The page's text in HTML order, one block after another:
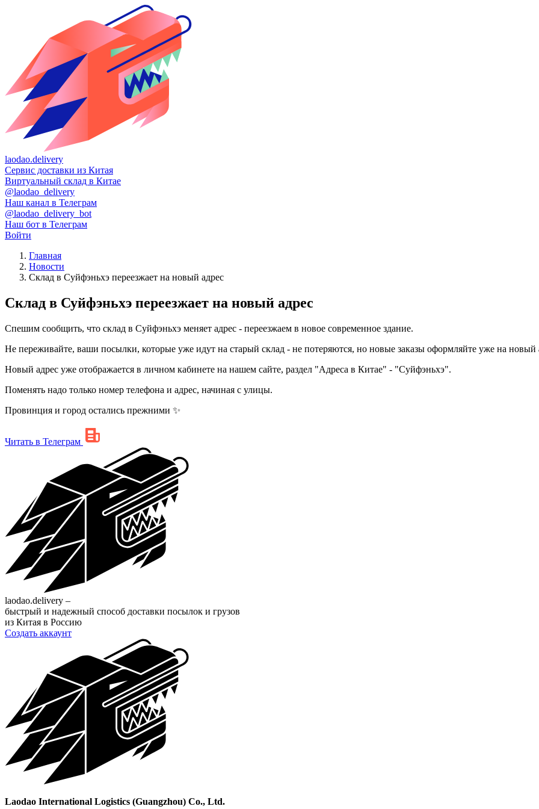
laodao.delivery
Сервис доставки из Китая
Виртуальный склад в Китае
@laodao_delivery
Наш канал в Телеграм
@laodao_delivery_bot
Наш бот в Телеграм
Войти
Главная
Новости
Склад в Суйфэньхэ переезжает на новый адрес
Склад в Суйфэньхэ переезжает на новый адрес
Спешим сообщить, что склад в Суйфэньхэ меняет адрес - переезжаем в новое современное здание.
Не переживайте, ваши посылки, которые уже идут на старый склад - не потеряются, но новые заказы оформляйте уже на новый
Новый адрес уже отображается в личном кабинете на нашем сайте, раздел "Адреса в Китае" - "Суйфэньхэ".
Поменять надо только номер телефона и адрес, начиная с улицы.
Провинция и город остались прежними ✨
Читать в Телеграм
laodao.delivery –
быстрый и надежный способ доставки посылок и грузов
из Китая в Россию
Создать аккаунт
Laodao International Logistics (Guangzhou) Co., Ltd.